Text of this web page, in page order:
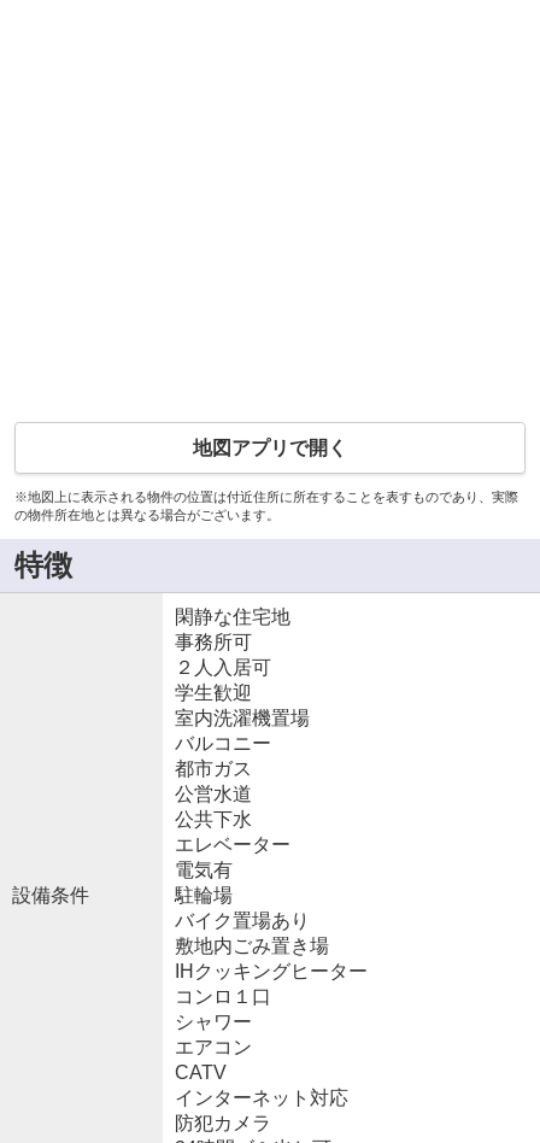
地図アプリで開く
※地図上に表示される物件の位置は付近住所に所在することを表すものであり、実際
の物件所在地とは異なる場合がございます。
特徴
設備条件
閑静な住宅地
事務所可
２人入居可
学生歓迎
室内洗濯機置場
バルコニー
都市ガス
公営水道
公共下水
エレベーター
電気有
駐輪場
バイク置場あり
敷地内ごみ置き場
IHクッキングヒーター
コンロ１口
シャワー
エアコン
CATV
インターネット対応
防犯カメラ